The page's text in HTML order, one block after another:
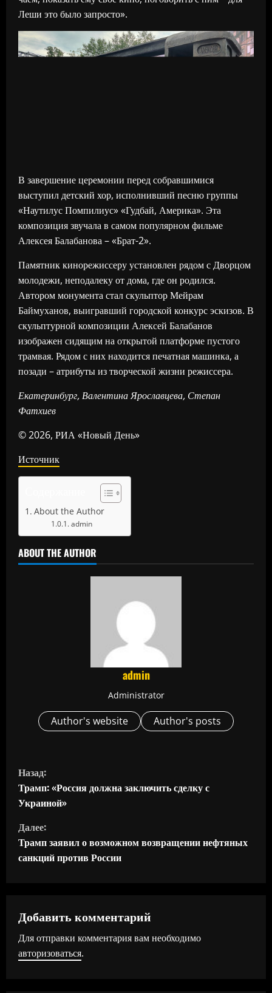
Леши это было запросто».
В завершение церемонии перед собравшимися
выступил детский хор, исполнивший песню группы
«Наутилус Помпилиус» «Гудбай, Америка». Эта
композиция звучала в самом популярном фильме
Алексея Балабанова – «Брат-2».
Памятник кинорежиссеру установлен рядом с Дворцом
молодежи, неподалеку от дома, где он родился.
Автором монумента стал скульптор Мейрам
Баймуханов, выигравший городской конкурс эскизов. В
скульптурной композиции Алексей Балабанов
изображен сидящим на открытой платформе пустого
трамвая. Рядом с них находится печатная машинка, а
позади – атрибуты из творческой жизни режиссера.
Екатеринбург, Валентина Ярославцева, Степан
Фатхиев
© 2026, РИА «Новый День»
Источник
About the Author
admin
ABOUT THE AUTHOR
admin
Administrator
Author's website Author's posts
П
р
о
д
о
ж
и
Назад:
Трамп: «Россия должна заключить сделку с
Украиной»
Далее:
Трамп заявил о возможном возвращении нефтяных
санкций против России
Добавить комментарий
Для отправки комментария вам необходимо
авторизоваться.